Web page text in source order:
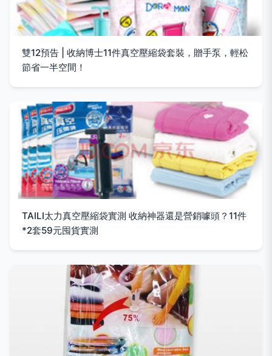
雙12預告 | 收納博士11件真空壓縮袋套裝，贈手泵，輕松
節省一半空間！
TAILI太力真空壓縮袋實測 收納神器還是營銷噱頭？11件
*2套59元囤貨實測